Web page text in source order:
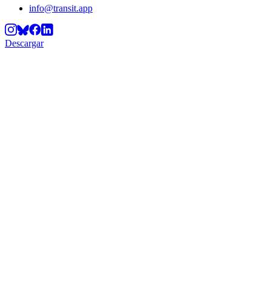
info@transit.app
Descargar